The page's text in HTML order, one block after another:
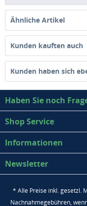
Ähnliche Artikel
Kunden kauften auch
Kunden haben sich
Haben Sie noch
Shop Service
Informationen
Newsletter
* Alle Preise inkl. gesetzl.
Nachnahmegebühren,